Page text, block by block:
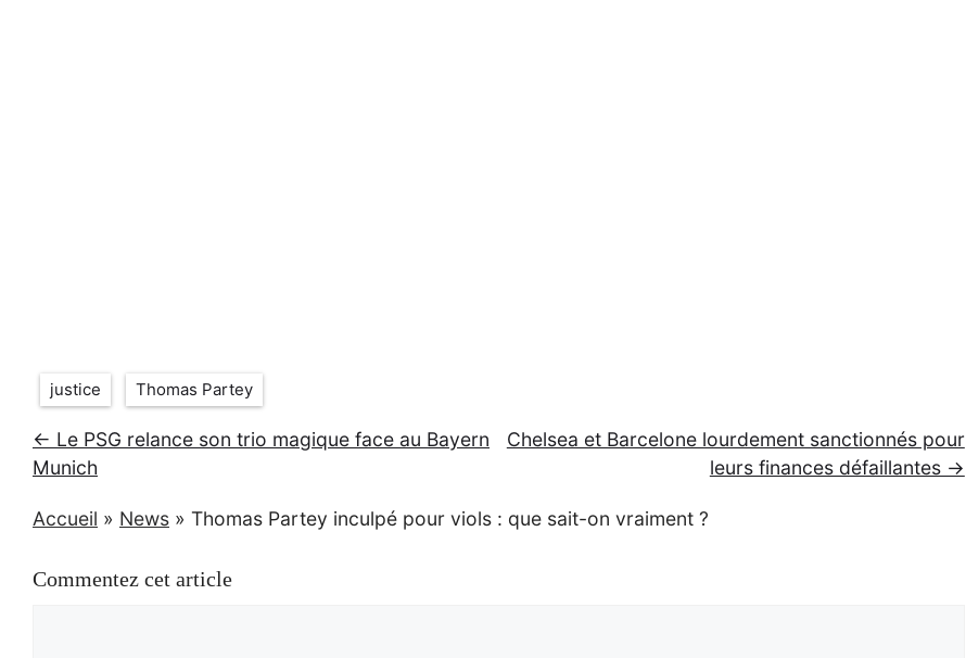
justice
Thomas Partey
← Le PSG relance son trio magique face au Bayern
Munich
Chelsea et Barcelone lourdement sanctionnés pour
leurs finances défaillantes →
Accueil » News » Thomas Partey inculpé pour viols : que sait-on vraiment ?
Commentez cet article